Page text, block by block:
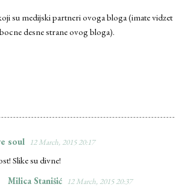
su medijski partneri ovoga bloga (imate vidzet
desne strane ovog bloga).
soul 12 March, 2015 20:17
Slike su divne!
Milica Stanišić 12 March, 2015 20:37